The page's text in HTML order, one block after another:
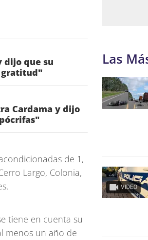
dijo que su
gratitud"
Cardama y dijo
de 1,
Largo, Colonia,
tiene en cuenta su
menos un año de
Las
VIDEO